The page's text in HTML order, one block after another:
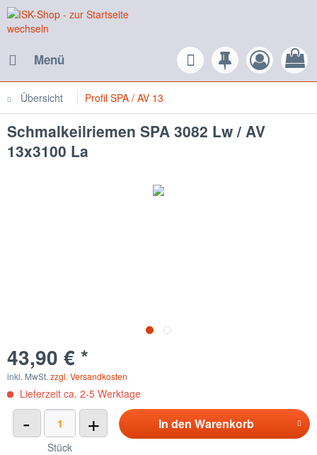
Menü
Übersicht Profil SPA / AV 13
Schmalkeilriemen SPA 3082 Lw / AV
13x3100 La
43,90 € *
inkl. MwSt. zzgl. Versandkosten
Lieferzeit ca. 2-5 Werktage
- +
Stück
In den Warenkorb